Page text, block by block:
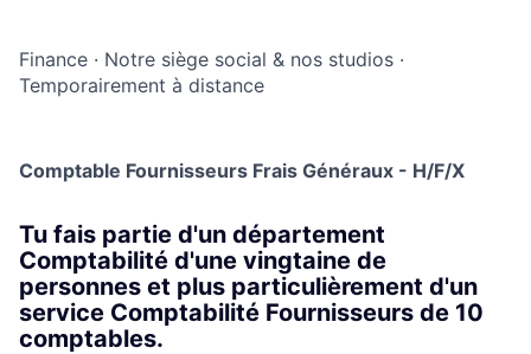
Finance · Notre siège social & nos studios ·
Temporairement à distance
Comptable Fournisseurs Frais Généraux - H/F/X
Tu fais partie d'un département
Comptabilité d'une vingtaine de
personnes et plus particulièrement d'un
service Comptabilité Fournisseurs de 10
comptables.